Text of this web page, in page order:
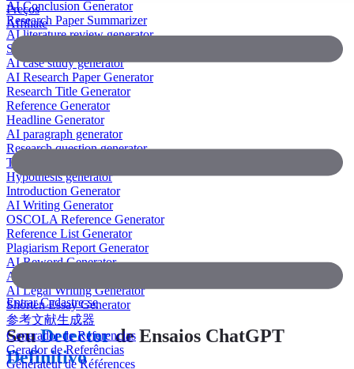
AI Conclusion Generator
Research Paper Summarizer
AI literature review generator
Scientific Paper Summarizer
AI case study generator
AI Research Paper Generator
Research Title Generator
Reference Generator
Headline Generator
AI paragraph generator
Research question generator
Thesis paragraph generator
Hypothesis generator
Introduction Generator
AI Writing Generator
OSCOLA Reference Generator
Reference List Generator
Plagiarism Report Generator
AI Reword Generator
AI Bullet Point Generator
AI Legal Writing Generator
Shorten Essay Generator
参考文献生成器
Generador de Referencias
Gerador de Referências
Générateur de Références
Preços
Affiliate
EntrarCadastre-se
SeuDetectorde Ensaios ChatGPT
Definitivo